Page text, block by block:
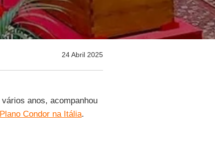
24 Abril 2025
anos, acompanhou
Plano Condor na Itália.